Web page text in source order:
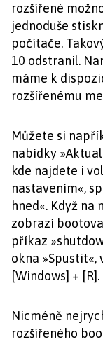
rozšířené
jednoduše
počítače.
10 odstranil.
máme k
rozšířenému
Můžete si
nabídky
kde najdete i
nastavením«,
hned«. Když
zobrazí
příkaz
okna »Spustit«,
[Windows] + [R].
Nicméně
rozšířeného